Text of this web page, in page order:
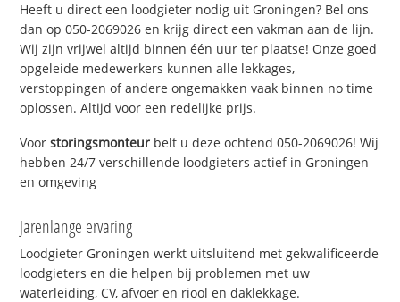
Heeft u direct een loodgieter nodig uit Groningen? Bel ons
dan op 050-2069026 en krijg direct een vakman aan de lijn.
Wij zijn vrijwel altijd binnen één uur ter plaatse! Onze goed
opgeleide medewerkers kunnen alle lekkages,
verstoppingen of andere ongemakken vaak binnen no time
oplossen. Altijd voor een redelijke prijs.
Voorstoringsmonteur belt u deze ochtend 050-2069026! Wij
hebben 24/7 verschillende loodgieters actief in Groningen
en omgeving
Jarenlange ervaring
Loodgieter Groningen werkt uitsluitend met gekwalificeerde
loodgieters en die helpen bij problemen met uw
waterleiding, CV, afvoer en riool en daklekkage.